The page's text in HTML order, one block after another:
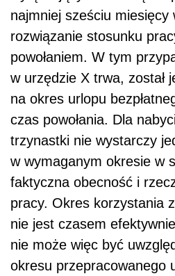
najmniej sześciu miesięcy
rozwiązanie stosunku
powołaniem. W tym
w urzędzie X trwa, został
na okres urlopu
czas powołania. Dla
trzynastki nie wystarczy
w wymaganym okresie w
faktyczna obecność i
pracy. Okres korzystania
nie jest czasem
nie może więc być
okresu przepracowanego